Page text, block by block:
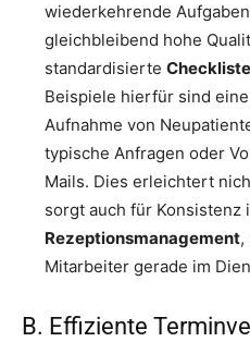
wiederkehrende
gleichbleibend hohe
standardisierte
Beispiele hierfür sind
Aufnahme von
typische Anfragen oder
Mails. Dies erleichtert
sorgt auch für Konsistenz
Rezeptionsmanagement,
Mitarbeiter gerade im
B. Effiziente